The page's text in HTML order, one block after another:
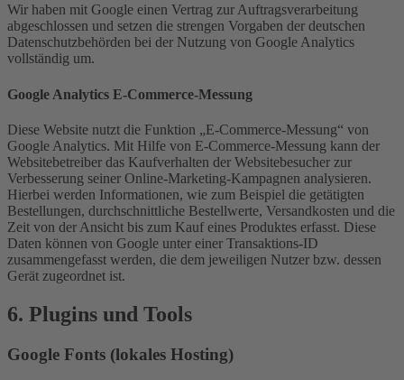
Wir haben mit Google einen Vertrag zur Auftragsverarbeitung
abgeschlossen und setzen die strengen Vorgaben der deutschen
Datenschutzbehörden bei der Nutzung von Google Analytics
vollständig um.
Google Analytics E-Commerce-Messung
Diese Website nutzt die Funktion „E-Commerce-Messung“ von
Google Analytics. Mit Hilfe von E-Commerce-Messung kann der
Websitebetreiber das Kaufverhalten der Websitebesucher zur
Verbesserung seiner Online-Marketing-Kampagnen analysieren.
Hierbei werden Informationen, wie zum Beispiel die getätigten
Bestellungen, durchschnittliche Bestellwerte, Versandkosten und die
Zeit von der Ansicht bis zum Kauf eines Produktes erfasst. Diese
Daten können von Google unter einer Transaktions-ID
zusammengefasst werden, die dem jeweiligen Nutzer bzw. dessen
Gerät zugeordnet ist.
6. Plugins und Tools
Google Fonts (lokales Hosting)